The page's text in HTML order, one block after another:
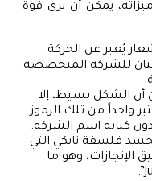
يمكن أن نرى قوة
يُعبر عن الحركة
للشركة المتخصصة
أن الشكل بسيط، إلا
واحداً من تلك الرموز
كتابة اسم الشركة.
فلسفة نايكي التي
الإنجازات، وهو ما